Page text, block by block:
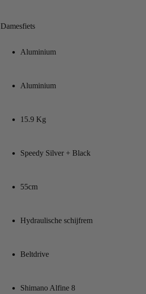
Damesfiets
Aluminium
Aluminium
15.9 Kg
Speedy Silver + Black
55cm
Hydraulische schijfrem
Beltdrive
Shimano Alfine 8